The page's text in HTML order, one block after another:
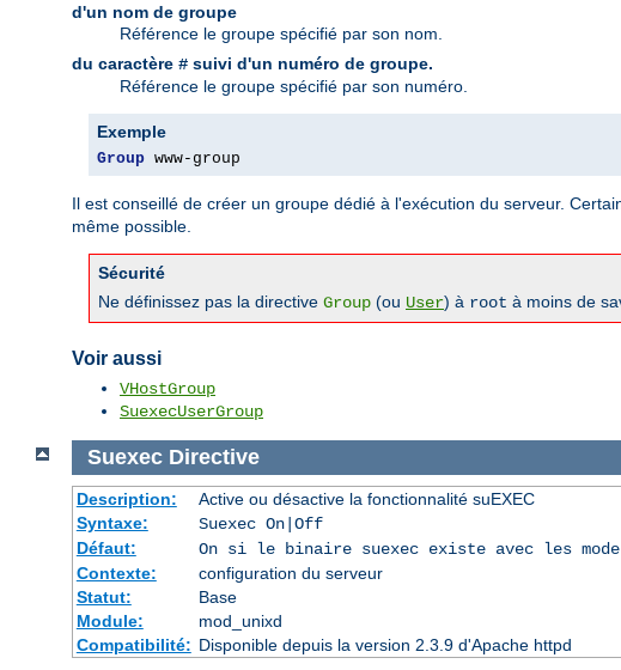
d'un nom de groupe
Référence le groupe spécifié par son nom.
du caractère # suivi d'un numéro de groupe.
Référence le groupe spécifié par son numéro.
Exemple
Group www-group
Il est conseillé de créer un groupe dédié à l'exécution du serveur.
même possible.
Sécurité
Ne définissez pas la directive Group (ou User) à root à moins de
Voir aussi
VHostGroup
SuexecUserGroup
Suexec Directive
Description:
Active ou désactive la fonctionnalité suEXEC
Syntaxe:
Suexec On|Off
Défaut:
On si le binaire suexec existe avec les
Contexte:
configuration du serveur
Statut:
Base
Module:
mod_unixd
Compatibilité: Disponible depuis la version 2.3.9 d'Apache httpd